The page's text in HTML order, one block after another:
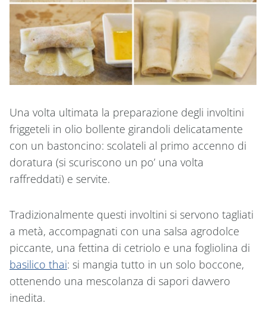
Una volta ultimata la preparazione degli involtini
friggeteli in olio bollente girandoli delicatamente
con un bastoncino: scolateli al primo accenno di
doratura (si scuriscono un po’ una volta
raffreddati) e servite.
Tradizionalmente questi involtini si servono tagliati
a metà, accompagnati con una salsa agrodolce
piccante, una fettina di cetriolo e una fogliolina di
basilico thai: si mangia tutto in un solo boccone,
ottenendo una mescolanza di sapori davvero
inedita.